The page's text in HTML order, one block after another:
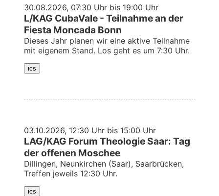
30.08.2026, 07:30 Uhr bis 19:00 Uhr
L/KAG CubaVale - Teilnahme an der
Fiesta Moncada Bonn
Dieses Jahr planen wir eine aktive Teilnahme
mit eigenem Stand. Los geht es um 7:30 Uhr.
03.10.2026, 12:30 Uhr bis 15:00 Uhr
LAG/KAG Forum Theologie Saar: Tag
der offenen Moschee
Dillingen, Neunkirchen (Saar), Saarbrücken,
Treffen jeweils 12:30 Uhr.